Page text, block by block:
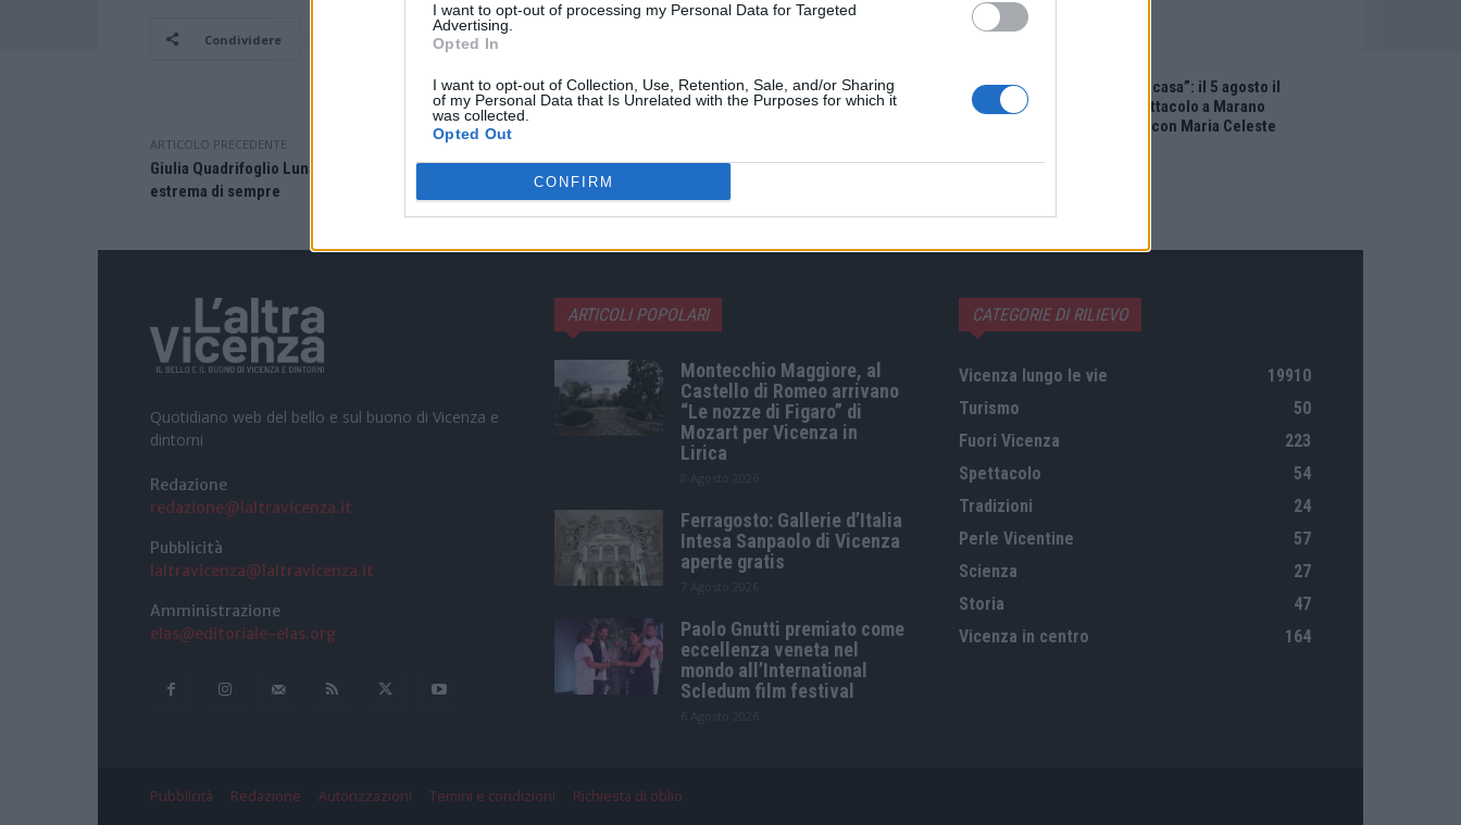
I want to opt-out of processing my Personal Data for Targeted
Advertising.
Opted In
I want to opt-out of Collection, Use, Retention, Sale, and/or Sharing
of my Personal Data that Is Unrelated with the Purposes for which it
was collected.
Opted Out
CONFIRM
Condividere Facebook
ARTICOLO PRECEDENTE
Giulia Quadrifoglio Luna Rossa, la Quadrifoglio più
estrema di sempre
Salute Magazine – 9/1/2026
“Teatro in casa”: il 5 agosto il
primo spettacolo a Marano
Vicentino con Maria Celeste
Quotidiano web del bello e sul buono di Vicenza e
dintorni
Redazione
redazione@laltravicenza.it
Pubblicità
laltravicenza@laltravicenza.it
Amministrazione
elas@editoriale-elas.org
ARTICOLI POPOLARI
Montecchio Maggiore, al
Castello di Romeo arrivano
“Le nozze di Figaro” di
Mozart per Vicenza in
Lirica
Ferragosto: Gallerie d’Italia
Intesa Sanpaolo di Vicenza
aperte gratis
Paolo Gnutti premiato come
eccellenza veneta nel
mondo all’International
Scledum film festival
CATEGORIE DI RILIEVO
Vicenza lungo le vie
19910
Turismo
50
Fuori Vicenza
223
Spettacolo
54
Tradizioni
24
Perle Vicentine
57
Scienza
27
Storia
47
Vicenza in centro
164
Pubblicità Redazione Autorizzazioni Temini e condizioni Richiesta di oblio